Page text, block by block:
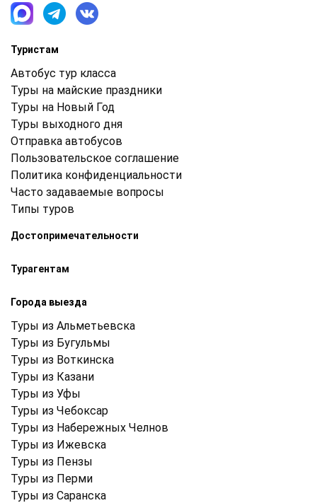
Туристам
Автобус тур класса
Туры на майские праздники
Туры на Новый Год
Туры выходного дня
Отправка автобусов
Пользовательское соглашение
Политика конфиденциальности
Часто задаваемые вопросы
Типы туров
Достопримечательности
Турагентам
Города выезда
Туры из Альметьевска
Туры из Бугульмы
Туры из Воткинска
Туры из Казани
Туры из Уфы
Туры из Чебоксар
Туры из Набережных Челнов
Туры из Ижевска
Туры из Пензы
Туры из Перми
Туры из Саранска